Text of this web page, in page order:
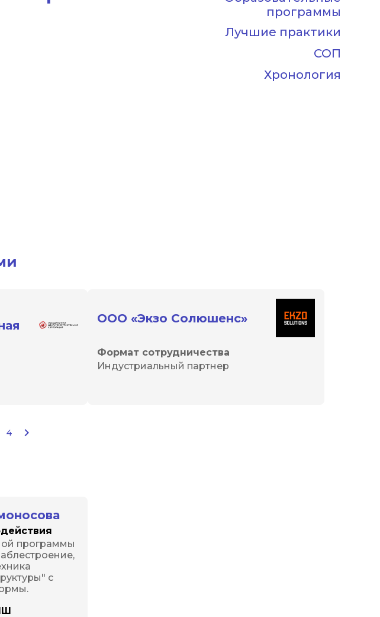
программы
Лучшие практики
СОП
Хронология
ООО «Экзо Солюшенс»
Формат сотрудничества
Индустриальный партнер
4 keyboard_arrow_right
программы
с